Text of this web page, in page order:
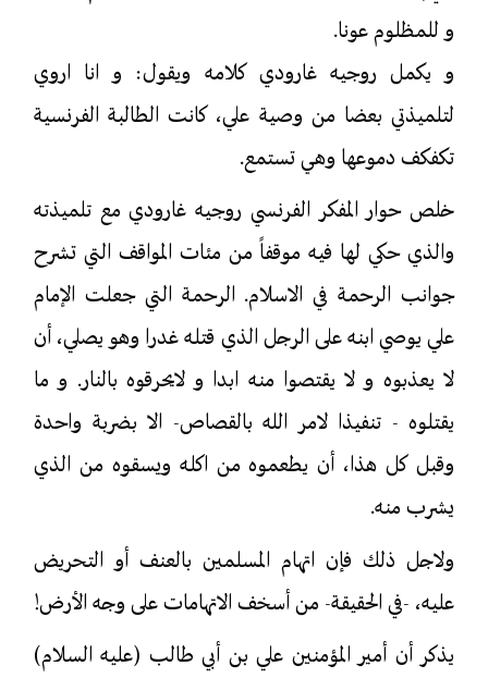
و للمظلوم عونا.
و يكمل روجيه غارودي كلامه ويقول: و انا اروي
لتلميذتي بعضا من وصية علي، كانت الطالبة الفرنسية
تكفكف دموعها وهي تستمع.
خلص حوار المفكر الفرنسي روجيه غارودي مع تلميذته
والذي حكي لها فيه موقفاً من مئات المواقف التي تشرح
جوانب الرحمة في الاسلام. الرحمة التي جعلت الإمام
علي يوصي ابنه على الرجل الذي قتله غدرا وهو يصلي، أن
لا يعذبوه و لا يقتصوا منه ابدا و لايحرقوه بالنار. و ما
يقتلوه - تنفيذا لامر الله بالقصاص- الا بضربة واحدة
وقبل كل هذا، أن يطعموه من اكله ويسقوه من الذي
يشرب منه.
ولاجل ذلك فإن اتهام المسلمين بالعنف أو التحريض
عليه، -في الحقيقة- من أسخف الاتهامات على وجه الأرض!
يذكر أن أمير المؤمنين علي بن أبي طالب (علیه السلام)